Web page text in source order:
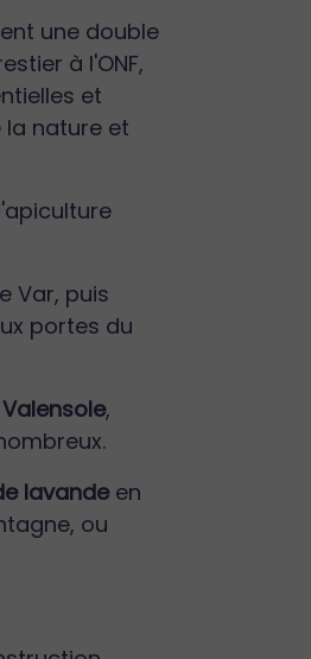
une double
à l'ONF,
et
nature et
Var, puis
portes du
,
lavandeen
ou